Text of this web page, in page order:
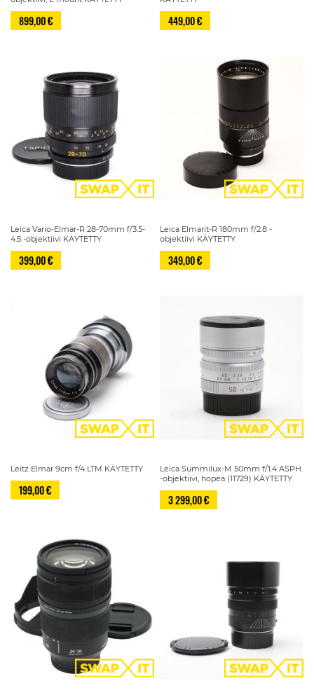
899,00 € 449,00 €
Leica Vario-Elmar-R 28-70mm f/3.5-
4.5 -objektiivi KÄYTETTY
399,00 €
Leica Elmarit-R 180mm f/2.8 -
objektiivi KÄYTETTY
349,00 €
Leitz Elmar 9cm f/4 LTM KÄYTETTY
199,00 €
Leica Summilux-M 50mm f/1.4 ASPH.
-objektiivi, hopea (11729) KÄYTETTY
3 299,00 €